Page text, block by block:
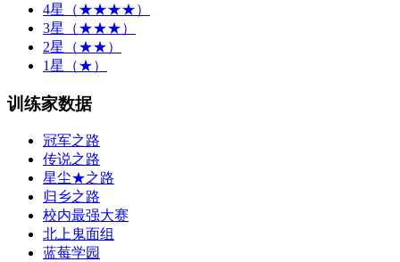
4星（★★★★）
3星（★★★）
2星（★★）
1星（★）
训练家数据
冠军之路
传说之路
星尘★之路
归乡之路
校内最强大赛
北上鬼面组
蓝莓学园